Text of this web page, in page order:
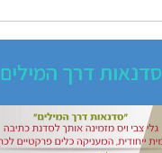
סדנאות דרך המילים